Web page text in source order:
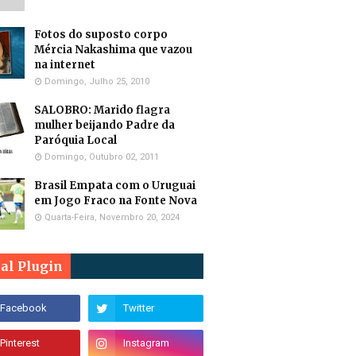
Fotos do suposto corpo
Mércia Nakashima que vazou
na internet
Domingo, Julho 25, 2010
SALOBRO: Marido flagra
mulher beijando Padre da
Paróquia Local
Domingo, Outubro 02, 2011
Brasil Empata com o Uruguai
em Jogo Fraco na Fonte Nova
Quarta-Feira, Novembro 20, 2024
Plugin